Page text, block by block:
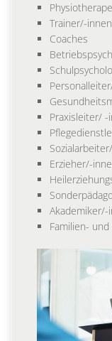
Trainer/-innen
Coaches
Praxisleiter/ -
Erzieher/-
Familien-